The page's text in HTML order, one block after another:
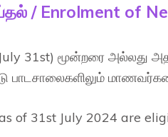
/ Enrolment of
31st) மூன்றரை
of 31st July 2024 are